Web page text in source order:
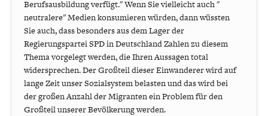
Berufsausbildung verfügt." Wenn Sie vielleicht auch "
neutralere" Medien konsumieren würden, dann wüssten
Sie auch, dass besonders aus dem Lager der
Regierungspartei SPD in Deutschland Zahlen zu diesem
Thema vorgelegt werden, die Ihren Aussagen total
widersprechen. Der Großteil dieser Einwanderer wird auf
lange Zeit unser Sozialsystem belasten und das wird bei
der großen Anzahl der Migranten ein Problem für den
Großteil unserer Bevölkerung werden.